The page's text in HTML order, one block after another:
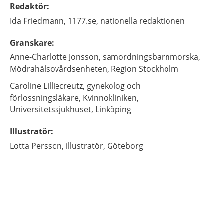
Redaktör:
Ida Friedmann, 1177.se, nationella redaktionen
Granskare:
Anne-Charlotte Jonsson, samordningsbarnmorska,
Mödrahälsovårdsenheten, Region Stockholm
Caroline Lilliecreutz, gynekolog och
förlossningsläkare, Kvinnokliniken,
Universitetssjukhuset, Linköping
Illustratör:
Lotta Persson, illustratör, Göteborg